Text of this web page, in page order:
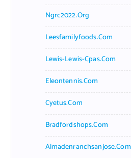
Ngrc2022.org
Leesfamilyfoods.com
Lewis-Lewis-Cpas.com
Eleontennis.com
Cyetus.com
Bradfordshops.com
Almadenranchsanjose.com